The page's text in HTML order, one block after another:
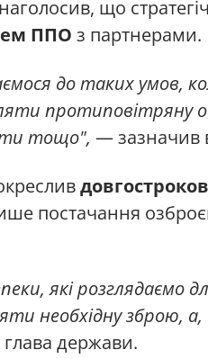
що
ППО з партнерами.
до таких умов,
протиповітряну
тощо", — зазначив
постачання
які розглядаємо
необхідну зброю, а,
глава держави.